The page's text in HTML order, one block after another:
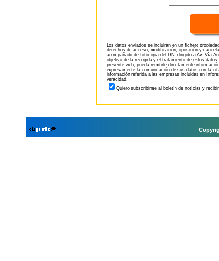
Los datos enviados se incluirán en un fichero
derechos de acceso, modificación, oposición y
acompañado de fotocopia del DNI dirigido a Av. Vía
objetivo de la recogida y el tratamiento de estos
presente web, pueda remitirle directamente
expresamente la comunicación de sus datos con la
información referida a las empresas incluidas en
veracidad.
Quiero subscribirme al boletín de notícias y